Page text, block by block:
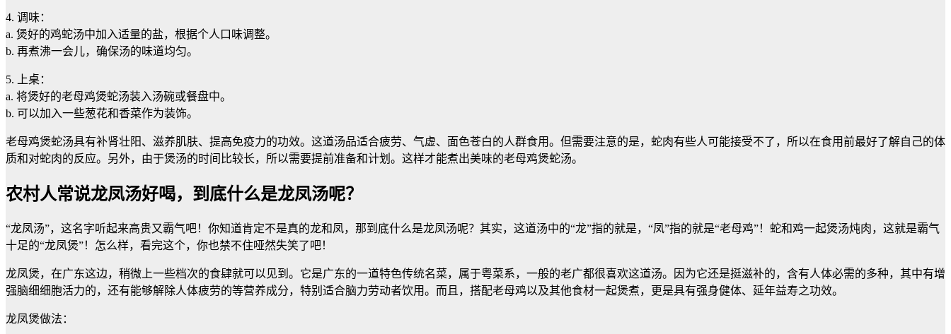
4. 调味：
a. 煲好的鸡蛇汤中加入适量的盐，根据个人口味调整。
b. 再煮沸一会儿，确保汤的味道均匀。
5. 上桌：
a. 将煲好的老母鸡煲蛇汤装入汤碗或餐盘中。
b. 可以加入一些葱花和香菜作为装饰。
老母鸡煲蛇汤具有补肾壮阳、滋养肌肤、提高免疫力的功效。这道汤品适合疲劳、气虚、面色苍白的人群食用。但需要注意的是，蛇肉有些人可能接受不了，所以在食用前最好了解自己的体
质和对蛇肉的反应。另外，由于煲汤的时间比较长，所以需要提前准备和计划。这样才能煮出美味的老母鸡煲蛇汤。
农村人常说龙凤汤好喝，到底什么是龙凤汤呢？
“龙凤汤”，这名字听起来高贵又霸气吧！你知道肯定不是真的龙和凤，那到底什么是龙凤汤呢？其实，这道汤中的“龙”指的就是，“凤”指的就是“老母鸡”！蛇和鸡一起煲汤炖肉，这就是霸气
十足的“龙凤煲”！怎么样，看完这个，你也禁不住哑然失笑了吧！
龙凤煲，在广东这边，稍微上一些档次的食肆就可以见到。它是广东的一道特色传统名菜，属于粤菜系，一般的老广都很喜欢这道汤。因为它还是挺滋补的，含有人体必需的多种，其中有增
强脑细细胞活力的，还有能够解除人体疲劳的等营养成分，特别适合脑力劳动者饮用。而且，搭配老母鸡以及其他食材一起煲煮，更是具有强身健体、延年益寿之功效。
龙凤煲做法：